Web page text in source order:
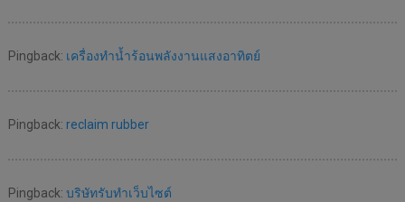
Pingback: เครื่องทำน้ำร้อนพลังงานแสงอาทิตย์
Pingback: reclaim rubber
Pingback: บริษัทรับทำเว็บไซต์